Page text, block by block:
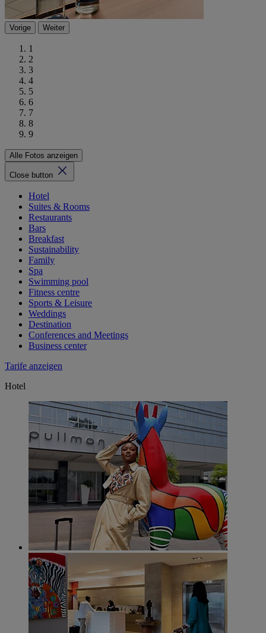
Vorige Weiter
1
2
3
4
5
6
7
8
9
Alle Fotos anzeigen
Close button
Hotel
Suites & Rooms
Restaurants
Bars
Breakfast
Sustainability
Family
Spa
Swimming pool
Fitness centre
Sports & Leisure
Weddings
Destination
Conferences and Meetings
Business center
Tarife anzeigen
Hotel